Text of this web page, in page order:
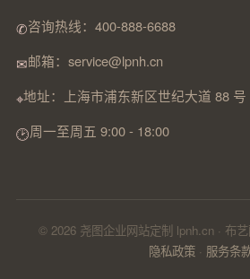
✆咨询热线：400-888-6688
✉邮箱：service@lpnh.cn
⌖地址：上海市浦东新区世纪大道 88 号
🕑周一至周五 9:00 - 18:00
© 2026 尧图企业网站定制 lpnh.cn · 布艺
隐私政策 · 服务条